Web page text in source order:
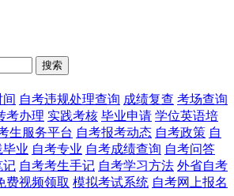
搜索
自考违规处理查询 成绩复查 考场查询
考办理 实践考核 毕业申请 学位英语培
生服务平台 自考报考动态 自考政策 自
毕业 自考专业 自考成绩查询 自考问答
记 自考考生手记 自考学习方法 外省自考
费视频领取 模拟考试系统 自考网上报名